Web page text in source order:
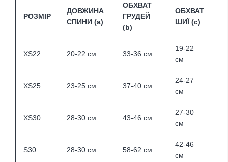
РОЗМІР
ДОВЖИНА
СПИНИ (а)
ОБХВАТ
ГРУДЕЙ
(b)
ОБХВАТ
ШИЇ (с)
XS22 20-22 cм 33-36 см
19-22
см
XS25 23-25 см 37-40 см
24-27
см
XS30 28-30 см 43-46 см
27-30
см
S30 28-30 см 58-62 см
42-46
см